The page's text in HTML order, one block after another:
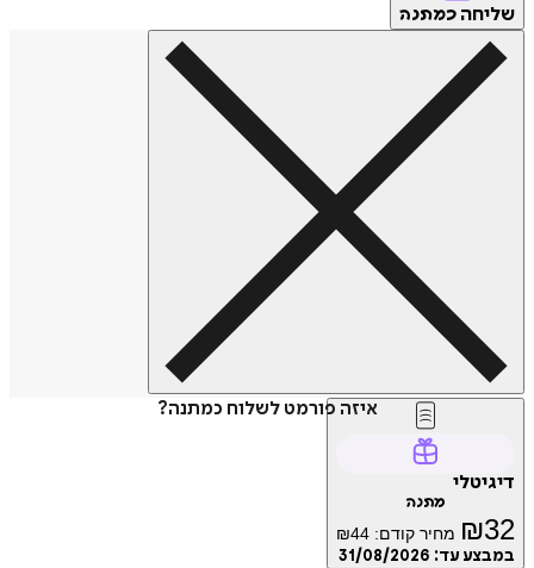
שליחה כמתנה
איזה פורמט לשלוח כמתנה?
דיגיטלי
מתנה
₪32 מחיר קודם: ₪44
במבצע עד: 31/08/2026